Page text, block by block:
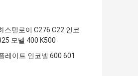
텔로이 C276 C22 인코
모넬 400 K500
레이트 인코넬 600 601